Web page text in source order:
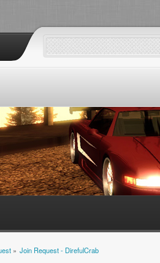
» Join Request - DirefulCrab